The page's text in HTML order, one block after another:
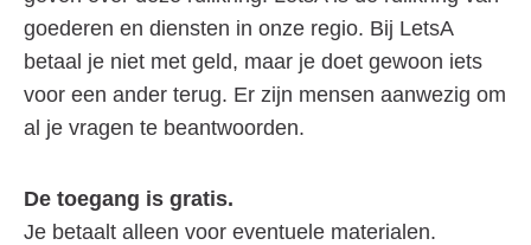
goederen en diensten in onze regio. Bij LetsA
betaal je niet met geld, maar je doet gewoon iets
voor een ander terug. Er zijn mensen aanwezig om
al je vragen te beantwoorden.
De toegang is gratis.
Je betaalt alleen voor eventuele materialen.